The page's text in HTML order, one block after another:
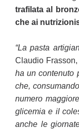
trafilata al
che ai
“La pasta
Claudio
ha un contenuto
che,
numero
glicemia e il
anche le